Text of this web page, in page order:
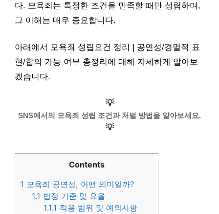
다. 모욕죄는 특정한 조건을 만족할 때만 성립하며,
그 이해는 매우 중요합니다.
아래에서 모욕죄 성립요건 정리 | 공연성/경멸적 표
현/합의 가능 여부 총정리에 대해 자세하게 알아보
겠습니다.
💡
SNS에서의 모욕죄 성립 조건과 처벌 방법을 알아보세요.
💡
Contents
1 모욕죄 공연성, 어떤 의미일까?
1.1 법정 기준 및 요율
1.1.1 적용 범위 및 예외사항